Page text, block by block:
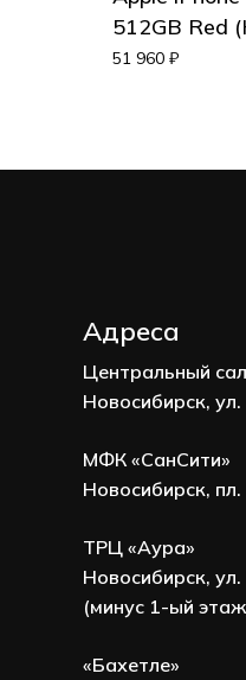
512GB Red
51 960 ₽
Адреса
Центральный
Новосибирск,
МФК «СанСити»
Новосибирск,
ТРЦ «Аура»
Новосибирск,
(минус 1-ый
«Бахетле»